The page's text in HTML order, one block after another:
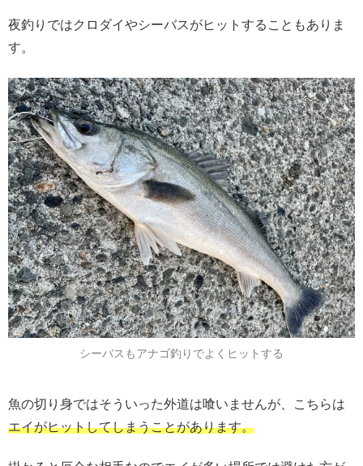
夜釣りではクロダイやシーバスがヒットすることもありま
す。
シーバスもアナゴ釣りでよくヒットする
魚の切り身ではそういった外道は喰いませんが、こちらは
エイがヒットしてしまうことがあります。